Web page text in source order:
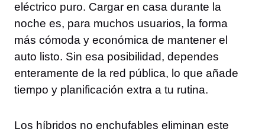
eléctrico puro. Cargar en casa durante la
noche es, para muchos usuarios, la forma
más cómoda y económica de mantener el
auto listo. Sin esa posibilidad, dependes
enteramente de la red pública, lo que añade
tiempo y planificación extra a tu rutina.
Los híbridos no enchufables eliminan este